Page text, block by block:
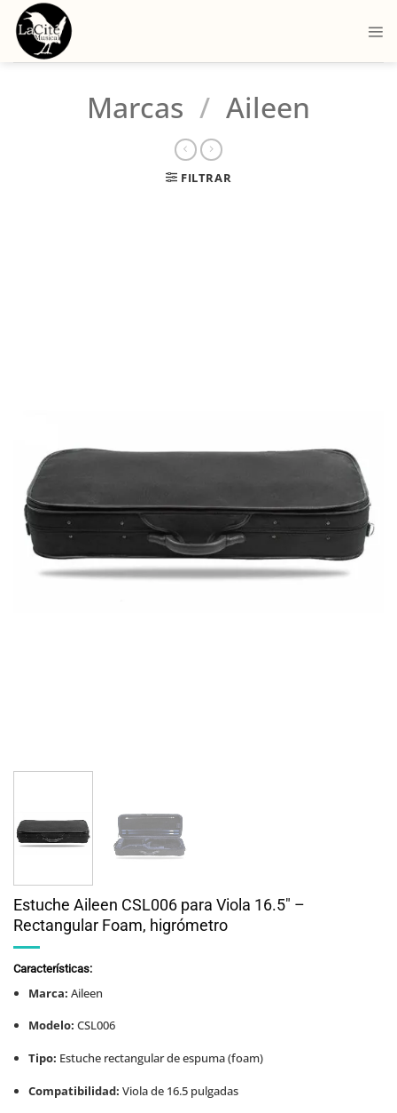
Marcas / Aileen
FILTRAR
Estuche Aileen CSL006 para Viola 16.5″ –
Rectangular Foam, higrómetro
Características:
Marca: Aileen
Modelo: CSL006
Tipo: Estuche rectangular de espuma (foam)
Compatibilidad: Viola de 16.5 pulgadas